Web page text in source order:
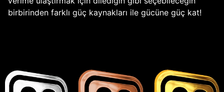
birbirinden farklı güç kaynakları ile gücüne güç kat!